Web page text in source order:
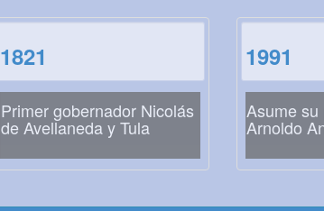
1821
Primer gobernador Nicolás
de Avellaneda y Tula
1991
Asume
Arnoldo